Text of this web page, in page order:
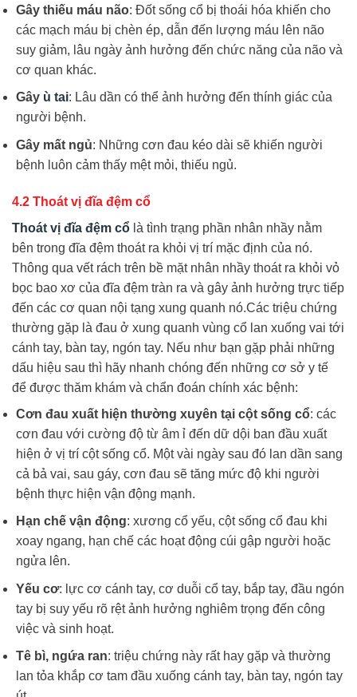
Gây thiếu máu não: Đốt sống cổ bị thoái hóa khiến cho
các mạch máu bị chèn ép, dẫn đến lượng máu lên não
suy giảm, lâu ngày ảnh hưởng đến chức năng của não và
cơ quan khác.
Gây ù tai: Lâu dần có thể ảnh hưởng đến thính giác của
người bệnh.
Gây mất ngủ: Những cơn đau kéo dài sẽ khiến người
bệnh luôn cảm thấy mệt mỏi, thiếu ngủ.
4.2 Thoát vị đĩa đệm cổ
Thoát vị đĩa đệm cổ là tình trạng phần nhân nhầy nằm
bên trong đĩa đệm thoát ra khỏi vị trí mặc định của nó.
Thông qua vết rách trên bề mặt nhân nhầy thoát ra khỏi vỏ
bọc bao xơ của đĩa đệm tràn ra và gây ảnh hưởng trực tiếp
đến các cơ quan nội tạng xung quanh nó.Các triệu chứng
thường gặp là đau ở xung quanh vùng cổ lan xuống vai tới
cánh tay, bàn tay, ngón tay. Nếu như bạn gặp phải những
dấu hiệu sau thì hãy nhanh chóng đến những cơ sở y tế
để được thăm khám và chẩn đoán chính xác bệnh:
Cơn đau xuất hiện thường xuyên tại cột sống cổ: các
cơn đau với cường độ từ âm ỉ đến dữ dội ban đầu xuất
hiện ở vị trí cột sống cổ. Một vài ngày sau đó lan dần sang
cả bả vai, sau gáy, cơn đau sẽ tăng mức độ khi người
bệnh thực hiện vận động mạnh.
Hạn chế vận động: xương cổ yếu, cột sống cổ đau khi
xoay ngang, hạn chế các hoạt động cúi gập người hoặc
ngửa lên.
Yếu cơ: lực cơ cánh tay, cơ duỗi cổ tay, bắp tay, đầu ngón
tay bị suy yếu rõ rệt ảnh hưởng nghiêm trọng đến công
việc và sinh hoạt.
Tê bì, ngứa ran: triệu chứng này rất hay gặp và thường
lan tỏa khắp cơ tam đầu xuống cánh tay, bàn tay, ngón tay